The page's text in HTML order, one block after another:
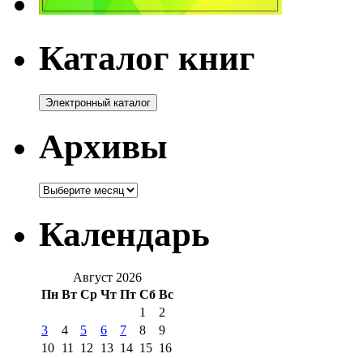
Каталог книг
Архивы
Архивы
Календарь
Август 2026
Пн Вт Ср Чт Пт Сб Вс
1
2
3
4 5 6 7 8
9
10 11 12 13 14 15 16